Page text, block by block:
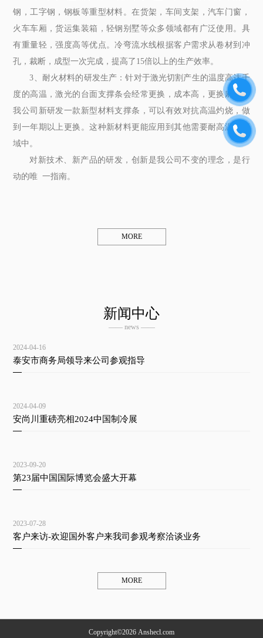
钢，工字钢，钢板等重型材料。在货架，车间支架，汽车门窗，
火车车厢，货运集装箱，轻钢别墅等众多领域都有广泛使用。具
有重量轻，强度高等优点。冷弯流水线根据客户需求从卷材到冲
孔，裁断，成型一次完成，提高了15倍以上的生产效率。
3、耐火材料的研发生产：针对于激光切割产生的温度高达千
度的高温，激光的台面支撑条会经常更换，成本高，更换麻烦。
我公司新研发一款新型材料支撑条，可以有效对抗高温灼烧，做
到一年期以上更换。这种新材料更能应用到其他需要耐高温的领
域中。
对新技术、新产品的研发，创新是我公司不变的理念，是行
动的唯 一指南。
MORE
新闻中心
—— news ——
2024-04-16
泰安市商务局领导来公司参观指导
2024-04-09
安尚川重磅亮相2024中国制冷展
2023-09-20
第23届中国国际博览会盛大开幕
2023-07-28
客户来访-欢迎国外客户来我司参观考察洽谈业务
MORE
Copyright©2026 Anshecl.com